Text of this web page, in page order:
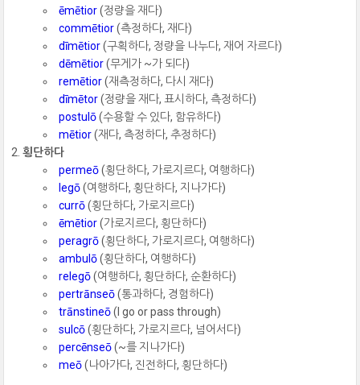
ēmētior(정량을 재다)
commētior(측정하다, 재다)
dīmētior(구획하다, 정량을 나누다, 재어 자르다)
dēmētior(무게가 ~가 되다)
remētior(재측정하다, 다시 재다)
dīmētor(정량을 재다, 표시하다, 측정하다)
postulō(수용할 수 있다, 함유하다)
mētior(재다, 측정하다, 추정하다)
횡단하다
permeō(횡단하다, 가로지르다, 여행하다)
legō(여행하다, 횡단하다, 지나가다)
currō(횡단하다, 가로지르다)
ēmētior(가로지르다, 횡단하다)
peragrō(횡단하다, 가로지르다, 여행하다)
ambulō(횡단하다, 여행하다)
relegō(여행하다, 횡단하다, 순환하다)
pertrānseō(통과하다, 경험하다)
trānstineō(I go or pass through)
sulcō(횡단하다, 가로지르다, 넘어서다)
percēnseō(~를 지나가다)
meō(나아가다, 진전하다, 횡단하다)